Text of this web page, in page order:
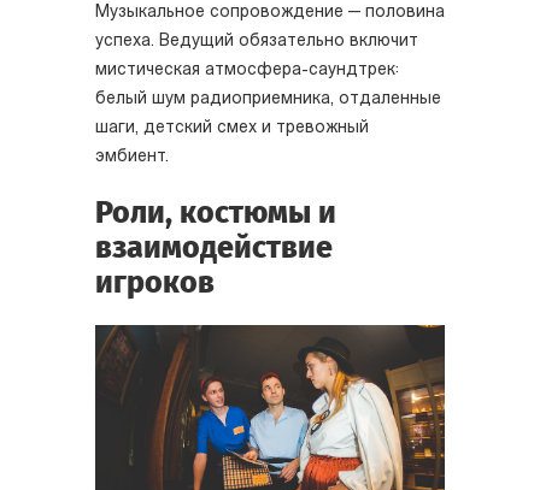
Музыкальное сопровождение — половина
успеха. Ведущий обязательно включит
мистическая атмосфера-саундтрек:
белый шум радиоприемника, отдаленные
шаги, детский смех и тревожный
эмбиент.
Роли, костюмы и
взаимодействие
игроков